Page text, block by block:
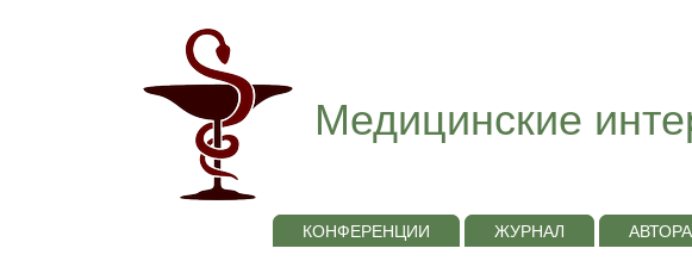
Медицинские
КОНФЕРЕНЦИИ ЖУРНАЛ